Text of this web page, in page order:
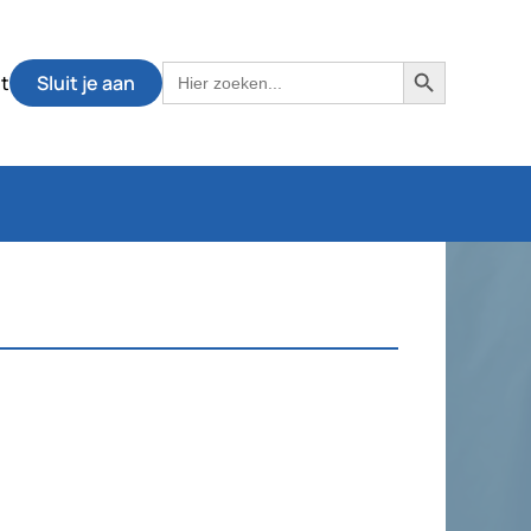
Sluit je aan Zoek
naar:
Zoekknop